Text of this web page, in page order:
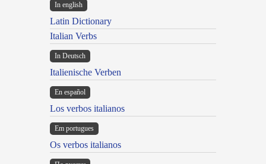
In english
Latin Dictionary
Italian Verbs
In Deutsch
Italienische Verben
En español
Los verbos italianos
Em portugues
Os verbos italianos